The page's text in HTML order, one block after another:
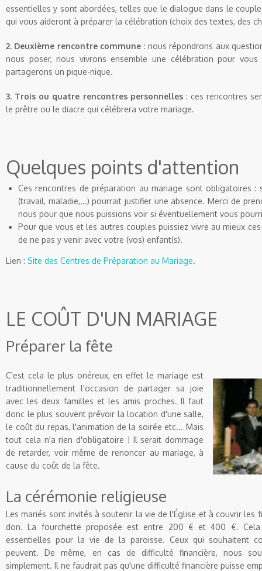
essentielles y sont abordées, telles que le dialogue dans le
qui vous aideront à préparer la célébration (choix des textes, des
2. Deuxième rencontre commune : nous répondrons aux
nous poser, nous vivrons ensemble une célébration pour
partagerons un pique-nique.
3. Trois ou quatre rencontres personnelles: ces rencontres
le prêtre ou le diacre qui célébrera votre mariage.
Quelques points d'attention
Ces rencontres de préparation au mariage sont obligatoires :
(travail, maladie,...) pourrait justifier une absence. Merci de
nous pour que nous puissions voir si éventuellement vous
Pour que vous et les autres couples puissiez vivre au mieux
de ne pas y venir avec votre (vos) enfant(s).
Lien : Site des Centres de Préparation au Mariage.
LE COÛT D'UN MARIAGE
Préparer la fête
C'est cela le plus onéreux, en effet le mariage est
traditionnellement l'occasion de partager sa joie
avec les deux familles et les amis proches. Il faut
donc le plus souvent prévoir la location d'une salle,
le coût du repas, l'animation de la soirée etc... Mais
tout cela n'a rien d'obligatoire ! Il serait dommage
de retarder, voir même de renoncer au mariage, à
cause du coût de la fête.
La cérémonie religieuse
Les mariés sont invités à soutenir la vie de l'Église et à couvrir les
don. La fourchette proposée est entre 200 € et 400 €. Cela
essentielles pour la vie de la paroisse. Ceux qui souhaitent
peuvent. De même, en cas de difficulté financière, nous
simplement. Il ne faudrait pas qu'une difficulté financière puisse